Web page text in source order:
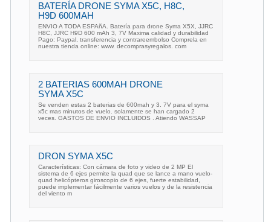
BATERÍA DRONE SYMA X5C, H8C,
H9D 600MAH
ENVIO A TODA ESPAñA. Batería para drone Syma X5X, JJRC
H8C, JJRC H9D 600 mAh 3, 7V Maxima calidad y durabilidad
Pago: Paypal, transferencia y contrareembolso Comprela en
nuestra tienda online: www. decomprasyregalos. com
2 BATERIAS 600MAH DRONE
SYMA X5C
Se venden estas 2 baterias de 600mah y 3. 7V para el syma
x5c mas minutos de vuelo. solamente se han cargado 2
veces. GASTOS DE ENVIO INCLUIDOS . Atiendo WASSAP
DRON SYMA X5C
Características: Con cámara de foto y video de 2 MP El
sistema de 6 ejes permite la quad que se lance a mano vuelo-
quad helicópteros giroscopio de 6 ejes, fuerte estabilidad,
puede implementar fácilmente varios vuelos y de la resistencia
del viento m